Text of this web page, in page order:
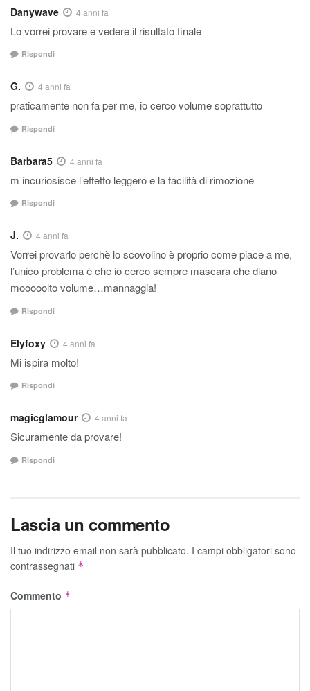
Danywave 4 anni fa
Lo vorrei provare e vedere il risultato finale
Rispondi
G. 4 anni fa
praticamente non fa per me, io cerco volume soprattutto
Rispondi
Barbara5 4 anni fa
m incuriosisce l’effetto leggero e la facilità di rimozione
Rispondi
J. 4 anni fa
Vorrei provarlo perchè lo scovolino è proprio come piace a me,
l’unico problema è che io cerco sempre mascara che diano
mooooolto volume…mannaggia!
Rispondi
Elyfoxy 4 anni fa
Mi ispira molto!
Rispondi
magicglamour 4 anni fa
Sicuramente da provare!
Rispondi
Lascia un commento
Il tuo indirizzo email non sarà pubblicato. I campi obbligatori sono
contrassegnati *
Commento *